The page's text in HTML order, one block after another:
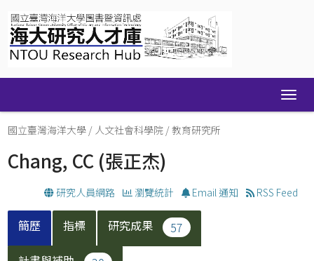
navigation
國立臺灣海洋大學 / 人文社會科學院 /教育研究所
Chang, CC (張正杰)
研究人員網路 瀏覽統計 Email 通知 RSS Feed
簡歷 指標 研究成果
57